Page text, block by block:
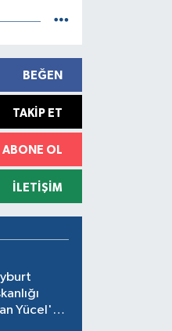
BEĞEN
TAKIP ET
ABONE OL
İLETIŞIM
Yücel'e